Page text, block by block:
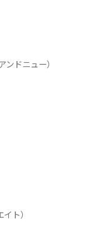
ドニュー）
ト）